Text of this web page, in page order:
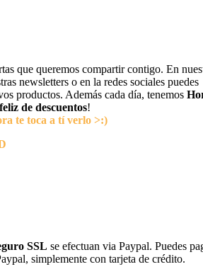
que queremos compartir contigo. En
newsletters o en la redes sociales puedes
productos. Además cada día, tenemos
feliz de descuentos!
te toca a tí verlo >:)
SSL se efectuan via Paypal. Puedes
simplemente con tarjeta de crédito.